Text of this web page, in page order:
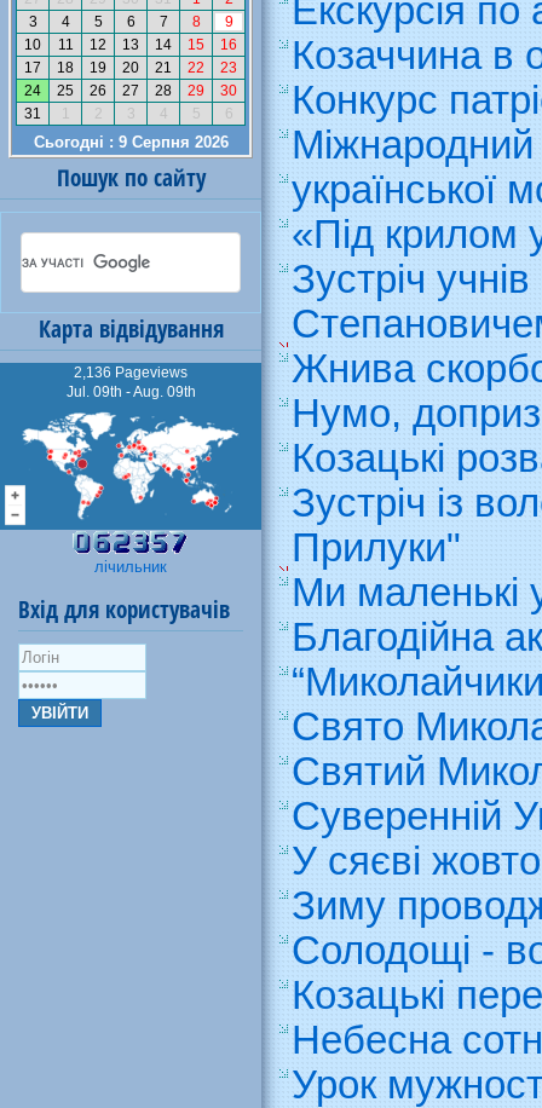
Пошук по сайту
Карта відвідування
2,136 Pageviews
Jul. 09th - Aug. 09th
лічильник
Вхід для користувачів
Екскурсія
Козаччина в
Конкурс
Міжнародний
української
«Під крилом
Зустріч
Жнива
Нумо,
Козацькі
Зустріч із
Прилуки"
Ми маленькі
Благодійна
Свято
Святий
Суверенній
У сяєві
Зиму
Солодощі -
Козацькі
Небесна
Урок